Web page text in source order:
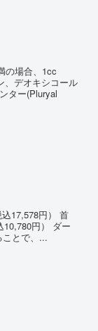
の場合、1cc
、デオキシコール
ター(Pluryal
17,578円） 首
10,780円） ダー
とで、...